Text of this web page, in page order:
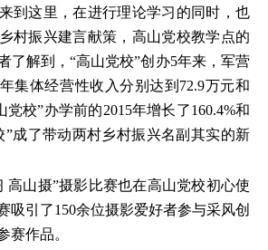
到这里，在进行理论学习的同时，也
村振兴建言献策，高山党校教学点的
了解到，“高山党校”创办5年来，军营
集体经营性收入分别达到72.9万元和
党校”办学前的2015年增长了160.4%和
”成了带动两村乡村振兴名副其实的新
高山摄”摄影比赛也在高山党校初心使
吸引了150余位摄影爱好者参与采风创
赛作品。